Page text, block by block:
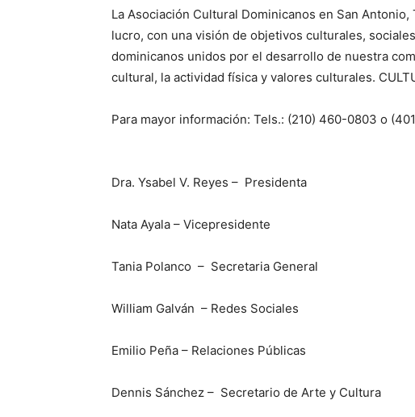
La Asociación Cultural Dominicanos en San
lucro, con una visión de objetivos culturales,
dominicanos unidos por el desarrollo de nuestra
cultural, la actividad física y valores culturales.
Para mayor información: Tels.: (210) 460-0803 o
Dra. Ysabel V. Reyes – Presidenta
Nata Ayala – Vicepresidente
Tania Polanco – Secretaria General
William Galván – Redes Sociales
Emilio Peña – Relaciones Públicas
Dennis Sánchez – Secretario de Arte y Cultura